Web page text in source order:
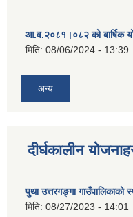
आ.व.२०८१।०८२ को बार्षिक
मिति: 08/06/2024 - 13:39
अन्य
दीर्घकालीन
पुथा उत्तरगङ्गा
मिति: 08/27/2023 - 14:01